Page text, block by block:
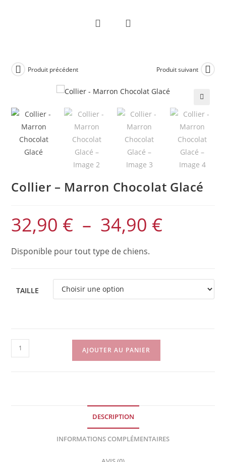
Produit précédent Produit suivant
🔍
Collier – Marron Chocolat Glacé
32,90 € – 34,90 €Plage
Disponible pour tout type de chiens.
TAILLE
quantité
de
AJOUTER AU PANIER
DESCRIPTION
INFORMATIONS COMPLÉMENTAIRES